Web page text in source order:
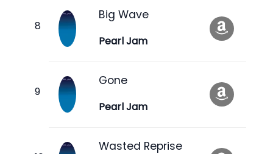
Big Wave
Pearl Jam
Gone
Pearl Jam
Wasted Reprise